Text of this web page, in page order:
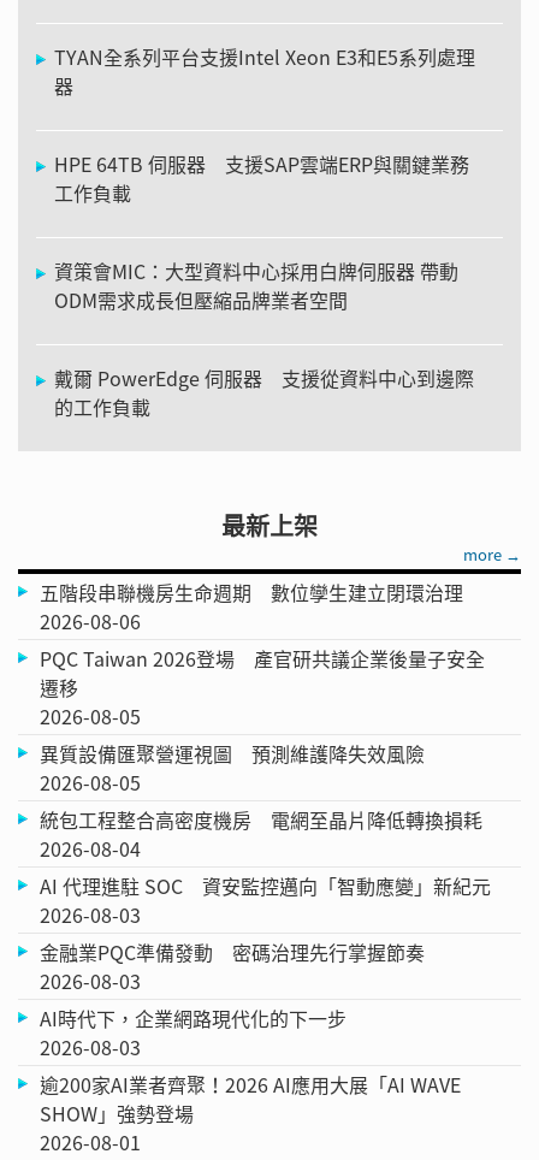
TYAN全系列平台支援Intel Xeon E3和E5系列處理
器
HPE 64TB 伺服器 支援SAP雲端ERP與關鍵業務
工作負載
資策會MIC：大型資料中心採用白牌伺服器 帶動
ODM需求成長但壓縮品牌業者空間
戴爾 PowerEdge 伺服器 支援從資料中心到邊際
的工作負載
最新上架
more →
五階段串聯機房生命週期 數位孿生建立閉環治理
2026-08-06
PQC Taiwan 2026登場 產官研共議企業後量子安全
遷移
2026-08-05
異質設備匯聚營運視圖 預測維護降失效風險
2026-08-05
統包工程整合高密度機房 電網至晶片降低轉換損耗
2026-08-04
AI 代理進駐 SOC 資安監控邁向「智動應變」新紀元
2026-08-03
金融業PQC準備發動 密碼治理先行掌握節奏
2026-08-03
AI時代下，企業網路現代化的下一步
2026-08-03
逾200家AI業者齊聚！2026 AI應用大展「AI WAVE
SHOW」強勢登場
2026-08-01